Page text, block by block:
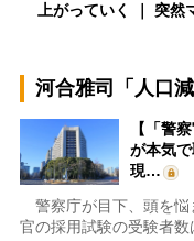
上がっていく ｜ 突
河合雅司「人口
【「警
が本気
現…
警察庁が目下、頭を悩
官の採用試験の受験者